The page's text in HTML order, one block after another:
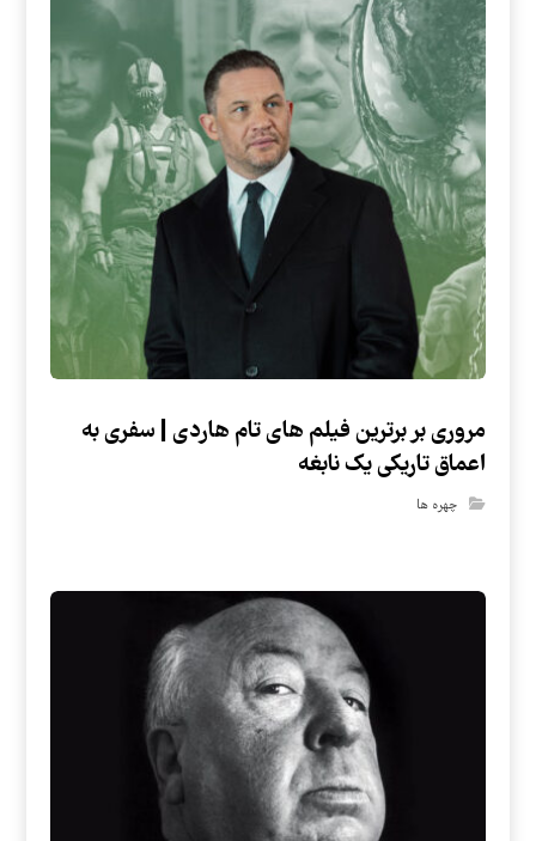
مروری بر برترین فیلم های تام هاردی | سفری به
اعماق تاریکی یک نابغه
چهره ها